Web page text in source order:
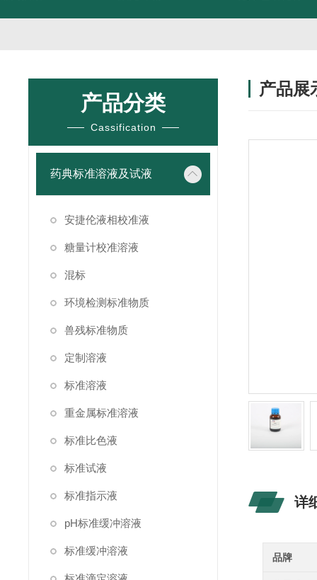
产品分类
Cassification
药典标准溶液及试液
安捷伦液相校准液
糖量计校准溶液
混标
环境检测标准物质
兽残标准物质
定制溶液
标准溶液
重金属标准溶液
标准比色液
标准试液
标准指示液
pH标准缓冲溶液
标准缓冲溶液
产品展
详
品牌